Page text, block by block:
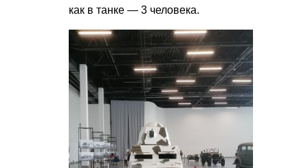
как в танке — 3 человека.